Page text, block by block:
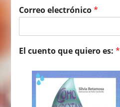
Correo electrónico*
El cuento que quiero es: *